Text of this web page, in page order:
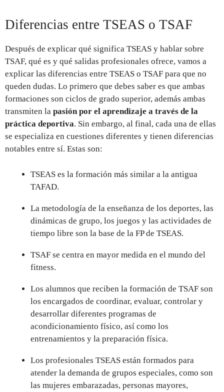
Diferencias entre TSEAS o TSAF
Después de explicar qué significa TSEAS y hablar sobre
TSAF, qué es y qué salidas profesionales ofrece, vamos a
explicar las diferencias entre TSEAS o TSAF para que no
queden dudas. Lo primero que debes saber es que ambas
formaciones son ciclos de grado superior, además ambas
transmiten la pasión por el aprendizaje a través de la
práctica deportiva. Sin embargo, al final, cada una de ellas
se especializa en cuestiones diferentes y tienen diferencias
notables entre sí. Estas son:
TSEAS es la formación más similar a la antigua
TAFAD.
La metodología de la enseñanza de los deportes, las
dinámicas de grupo, los juegos y las actividades de
tiempo libre son la base de la FP de TSEAS.
TSAF se centra en mayor medida en el mundo del
fitness.
Los alumnos que reciben la formación de TSAF son
los encargados de coordinar, evaluar, controlar y
desarrollar diferentes programas de
acondicionamiento físico, así como los
entrenamientos y la preparación física.
Los profesionales TSEAS están formados para
atender la demanda de grupos especiales, como son
las mujeres embarazadas, personas mayores,